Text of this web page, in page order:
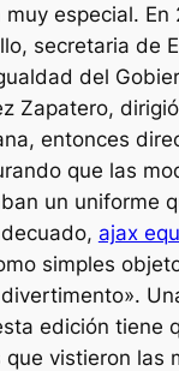
especial. En
secretaria de
del
Zapatero,
entonces
que las
un uniforme
ajax
simples
edición tiene
que vistieron las